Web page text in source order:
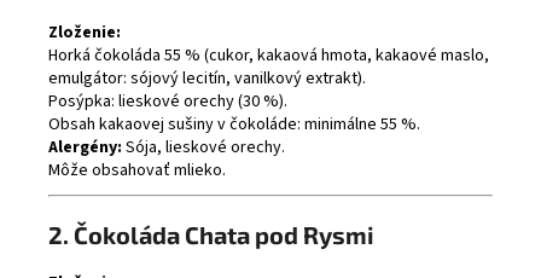
Zloženie:
Horká čokoláda 55 % (cukor, kakaová hmota, kakaové maslo,
emulgátor: sójový lecitín, vanilkový extrakt).
Posýpka: lieskové orechy (30 %).
Obsah kakaovej sušiny v čokoláde: minimálne 55 %.
Alergény: Sója, lieskové orechy.
Môže obsahovať mlieko.
2. Čokoláda Chata pod Rysmi